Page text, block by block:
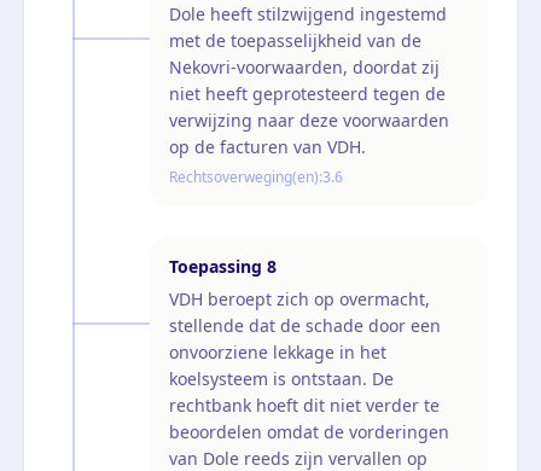
Dole heeft stilzwijgend ingestemd
met de toepasselijkheid van de
Nekovri-voorwaarden, doordat zij
niet heeft geprotesteerd tegen de
verwijzing naar deze voorwaarden
op de facturen van VDH.
Rechtsoverweging(en):3.6
Toepassing 8
VDH beroept zich op overmacht,
stellende dat de schade door een
onvoorziene lekkage in het
koelsysteem is ontstaan. De
rechtbank hoeft dit niet verder te
beoordelen omdat de vorderingen
van Dole reeds zijn vervallen op